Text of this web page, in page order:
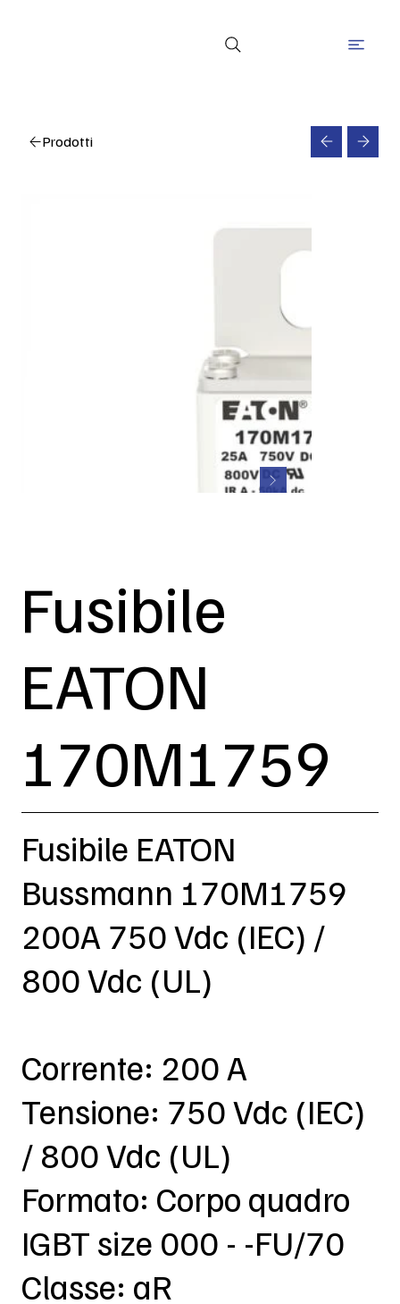
Prodotti
Fusibile
EATON
170M1759
Fusibile EATON
Bussmann 170M1759
200A 750 Vdc (IEC) /
800 Vdc (UL)
Corrente: 200 A
Tensione: 750 Vdc (IEC)
/ 800 Vdc (UL)
Formato: Corpo quadro
IGBT size 000 - -FU/70
Classe: aR